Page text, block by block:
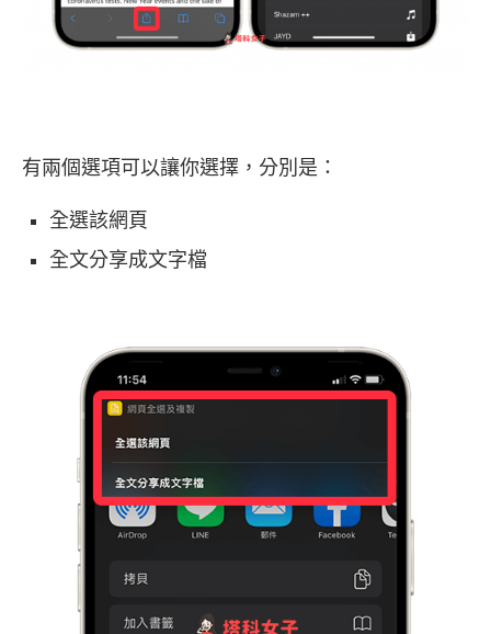
有兩個選項可以讓你選擇，分別是：
全選該網頁
全文分享成文字檔